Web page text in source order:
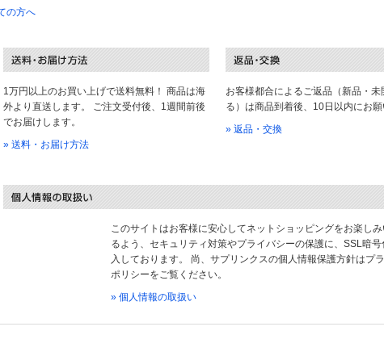
の方へ
1万円以上のお買い上げで送料無料！ 商品は海
外より直送します。 ご注文受付後、1週間前後
でお届けします。
» 送料・お届け方法
お客様都合によるご返品（新品・未
る）は商品到着後、10日以内にお願
» 返品・交換
このサイトはお客様に安心してネットショッピングをお楽し
るよう、セキュリティ対策やプライバシーの保護に、SSL暗
入しております。 尚、サプリンクスの個人情報保護方針はプ
ポリシーをご覧ください。
» 個人情報の取扱い